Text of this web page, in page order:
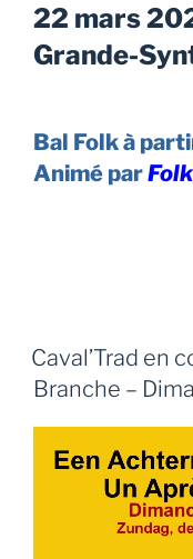
22 mars
Grande-
Bal Folk à
Animé par
Caval’Trad en
Branche –